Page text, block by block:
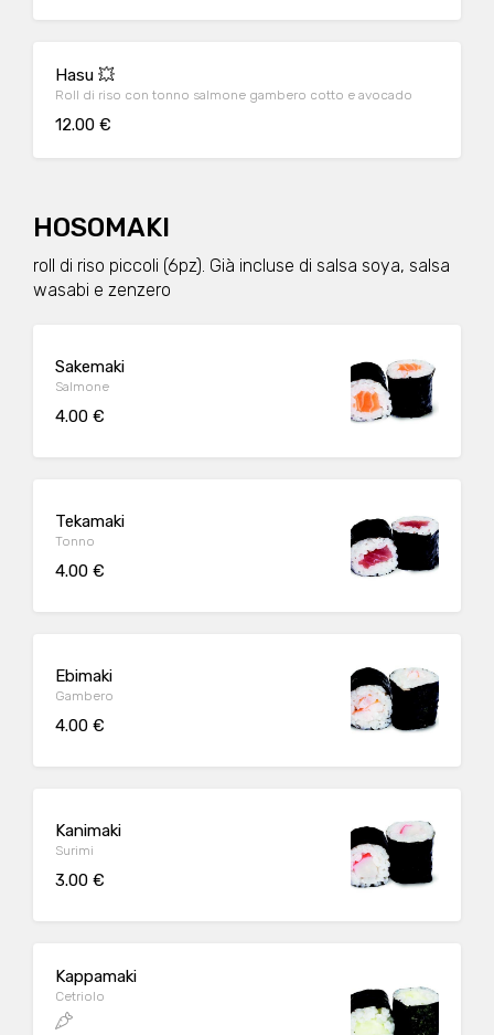
Hasu 💥
Roll di riso con tonno salmone gambero cotto e avocado
12.00 €
HOSOMAKI
roll di riso piccoli (6pz). Già incluse di salsa soya, salsa
wasabi e zenzero
Sakemaki
Salmone
4.00 €
Tekamaki
Tonno
4.00 €
Ebimaki
Gambero
4.00 €
Kanimaki
Surimi
3.00 €
Kappamaki
Cetriolo